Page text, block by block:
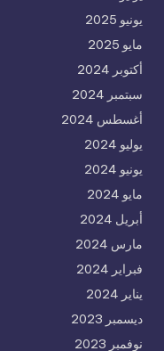
يونيو 2025
مايو 2025
أكتوبر 2024
سبتمبر 2024
أغسطس 2024
يوليو 2024
يونيو 2024
مايو 2024
أبريل 2024
مارس 2024
فبراير 2024
يناير 2024
ديسمبر 2023
نوفمبر 2023